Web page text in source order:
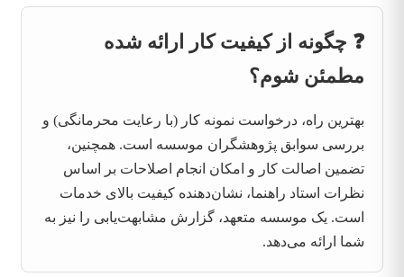
❓ چگونه از کیفیت کار ارائه شده
مطمئن شوم؟
بهترین راه، درخواست نمونه کار (با رعایت محرمانگی) و
بررسی سوابق پژوهشگران موسسه است. همچنین،
تضمین اصالت کار و امکان انجام اصلاحات بر اساس
نظرات استاد راهنما، نشان‌دهنده کیفیت بالای خدمات
است. یک موسسه متعهد، گزارش مشابهت‌یابی را نیز به
شما ارائه می‌دهد.